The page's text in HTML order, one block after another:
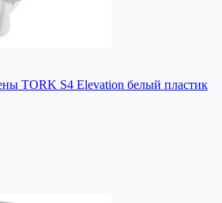
TORK S4 Elevation белый пластик